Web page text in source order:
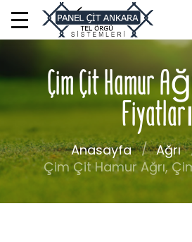
Çim Çit Hamur
Fiyatları
Anasayfa Ağrı
Çim Çit Hamur Ağrı,